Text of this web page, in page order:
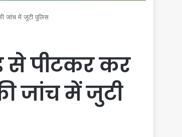
जांच में जुटी पुलिस
से पीटकर कर
जांच में जुटी